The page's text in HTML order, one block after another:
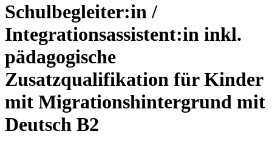
Schulbegleiter:in /
Integrationsassistent:in inkl.
pädagogische
Zusatzqualifikation für Kinder
mit Migrationshintergrund mit
Deutsch B2